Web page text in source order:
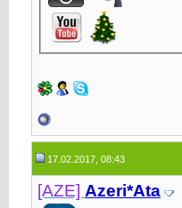
17.02.2017, 08:43
[AZE] Azeri*Ata